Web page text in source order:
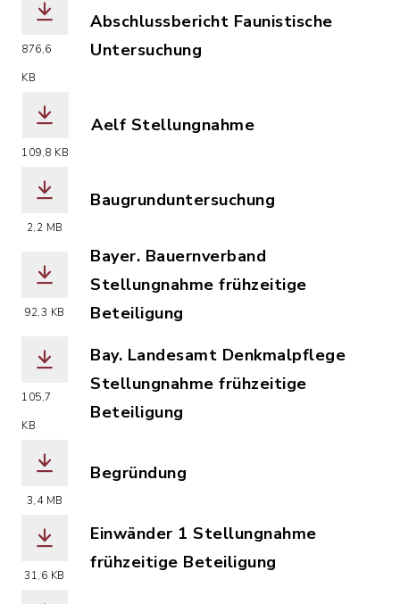
876,6
KB
Abschlussbericht Faunistische
Untersuchung
109,8 KB
Aelf Stellungnahme
2,2 MB
Baugrunduntersuchung
92,3 KB
Bayer. Bauernverband
Stellungnahme frühzeitige
Beteiligung
105,7
KB
Bay. Landesamt Denkmalpflege
Stellungnahme frühzeitige
Beteiligung
3,4 MB
Begründung
31,6 KB
Einwänder 1 Stellungnahme
frühzeitige Beteiligung